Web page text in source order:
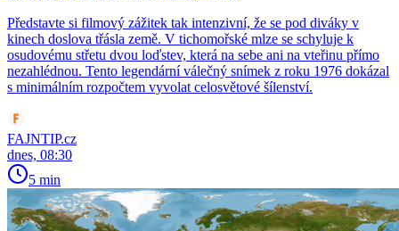
Představte si filmový zážitek tak intenzivní, že se pod diváky v
kinech doslova třásla země. V tichomořské mlze se schyluje k
osudovému střetu dvou loďstev, která na sebe ani na vteřinu přímo
nezahlédnou. Tento legendární válečný snímek z roku 1976 dokázal
s minimálním rozpočtem vyvolat celosvětové šílenství.
FAJNTIP.cz
dnes, 08:30
5 min